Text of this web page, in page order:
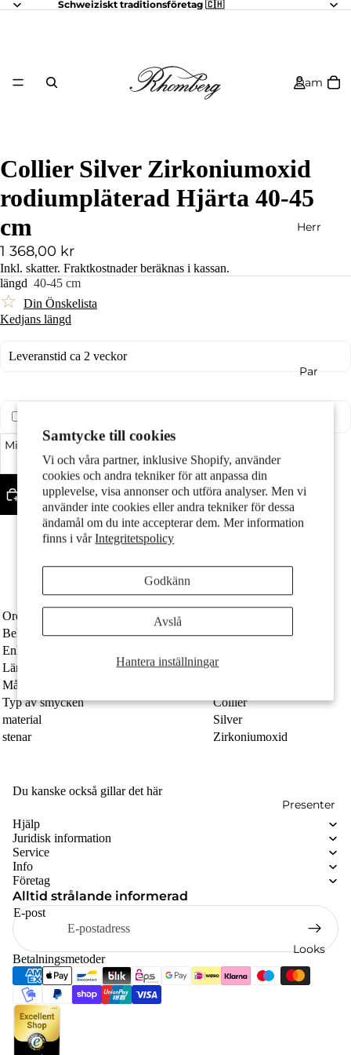
Samtycke till cookies
Vi och våra partner, inklusive Shopify, använder
cookies och andra tekniker för att anpassa din
upplevelse, visa annonser och utföra analyser. Men vi
använder inte cookies eller andra tekniker för dessa
ändamål om du inte accepterar dem. Mer information
finns i vårIntegritetspolicy
Hantera inställningar
Godkänn
Avslå
Schweiziskt traditionsföretag 🇨🇭
Dam
Herr
Par
Presenter
Looks
Collier Silver Zirkoniumoxid
rodiumpläterad Hjärta 40-45
cm
1 368,00 kr
Inkl. skatter. Fraktkostnaderberäknas i kassan.
längd 40-45 cm
☆ Din Önskelista
Kedjans längd
Leveranstid ca 2 veckor
Minska kvantitet
Öka kvantitet
Lägg till i varukorgen
Fler betalningsalternativ
Fint silver med stämpel 925
Ordernummer
Beläggning
rodiumpläterad
Enhet
Längd justerbar upp till
45 cm
Målgrupp
Typ av smycken
Collier
material
Silver
stenar
Zirkoniumoxid
Du kanske också gillar det här
Hjälp
Juridisk information
Service
Info
Företag
Alltid strålande informerad
E-post
Betalningsmetoder